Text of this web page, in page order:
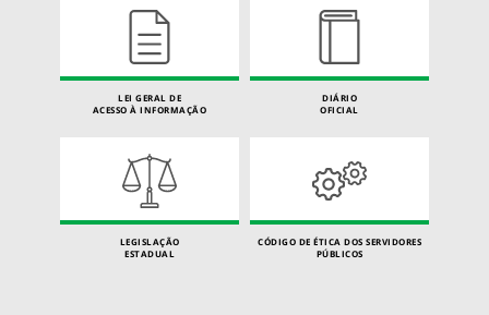
LEI GERAL DE
ACESSO À INFORMAÇÃO
DIÁRIO
OFICIAL
LEGISLAÇÃO
ESTADUAL
CÓDIGO DE ÉTICA DOS SERVIDORES
PÚBLICOS